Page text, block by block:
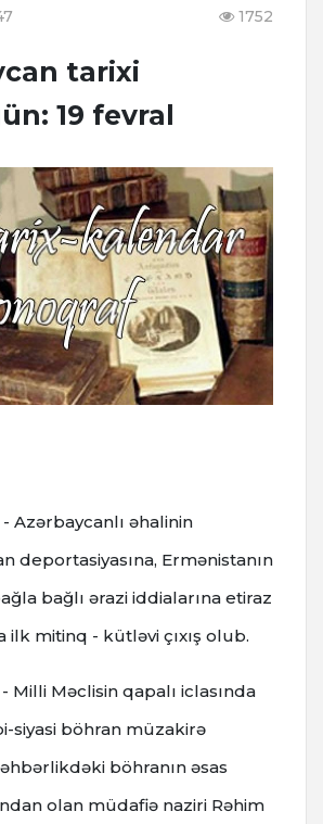
1752
tarixi
19 fevral
- Azərbaycanlı əhalinin
deportasiyasına, Ermənistanın
bağlı ərazi iddialarına etiraz
ilk mitinq - kütləvi çıxış olub.
Milli Məclisin qapalı iclasında
siyasi böhran müzakirə
böhranın əsas
olan müdafiə naziri Rəhim